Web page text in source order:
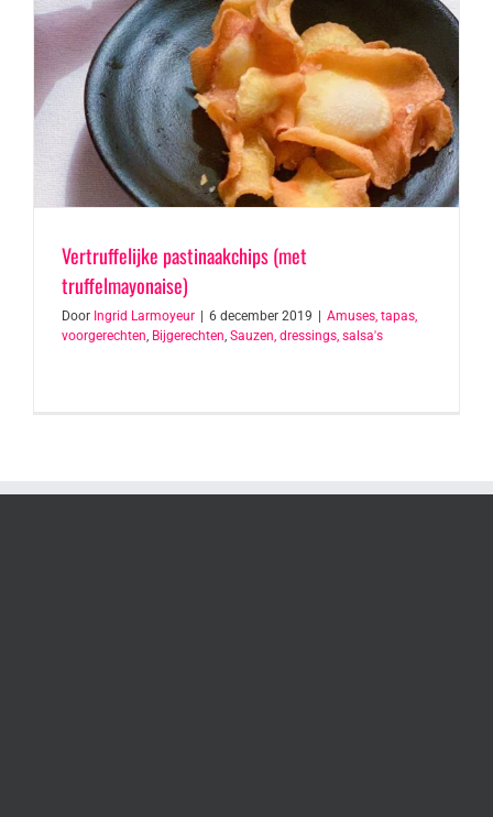
Vertruffelijke pastinaakchips (met
truffelmayonaise)
Door Ingrid Larmoyeur 6 december 2019
Amuses, tapas,
voorgerechten, Bijgerechten, Sauzen, dressings, salsa's